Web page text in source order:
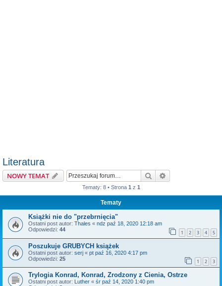
Literatura
NOWY TEMAT Szukaj
Tematy: 8 • Strona 1 z 1
Tematy
Książki nie do "przebrnięcia"
Ostatni post autor: Thales « ndz paź 18, 2020 12:18 am
Odpowiedzi: 44 1 2 3 4 5
Poszukuje GRUBYCH książek
Ostatni post autor: serj « pt paź 16, 2020 4:17 pm
Odpowiedzi: 25 1 2 3
Trylogia Konrad, Konrad, Zrodzony z Cienia, Ostrze
Ostatni post autor: Luther « śr paź 14, 2020 1:40 pm